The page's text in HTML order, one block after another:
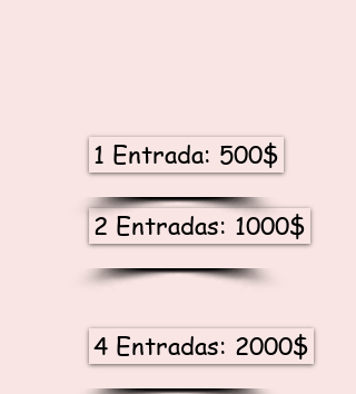
1 Entrada: 500$
2 Entradas: 1000$
4 Entradas: 2000$